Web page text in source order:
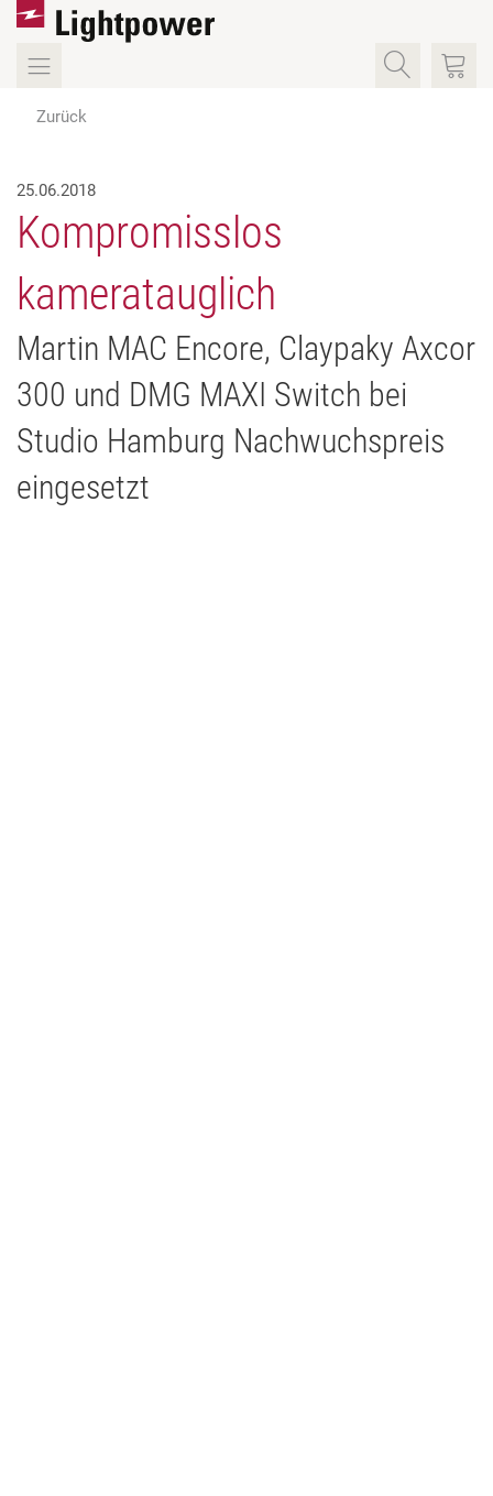
Zurück
25.06.2018
Kompromisslos
kameratauglich
Martin MAC Encore, Claypaky Axcor
300 und DMG MAXI Switch bei
Studio Hamburg Nachwuchspreis
eingesetzt